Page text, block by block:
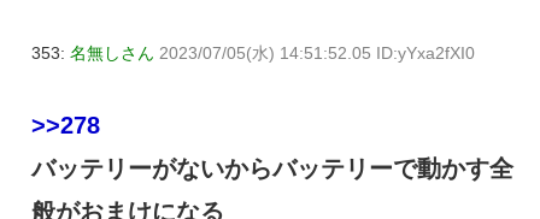
353: 名無しさん 2023/07/05(水) 14:51:52.05 ID:yYxa2fXI0
>>278
バッテリーがないからバッテリーで動かす全
般がおまけになる